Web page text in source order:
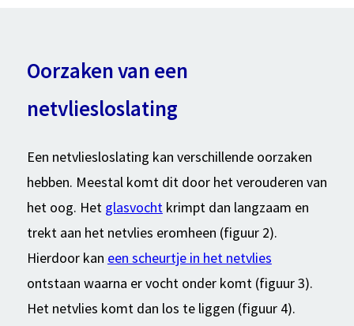
Oorzaken van een
netvliesloslating
Een netvliesloslating kan verschillende oorzaken
hebben. Meestal komt dit door het verouderen van
het oog. Het glasvochtkrimpt dan langzaam en
trekt aan het netvlies eromheen (figuur 2).
Hierdoor kan een scheurtje in het netvlies
ontstaan waarna er vocht onder komt (figuur 3).
Het netvlies komt dan los te liggen (figuur 4).